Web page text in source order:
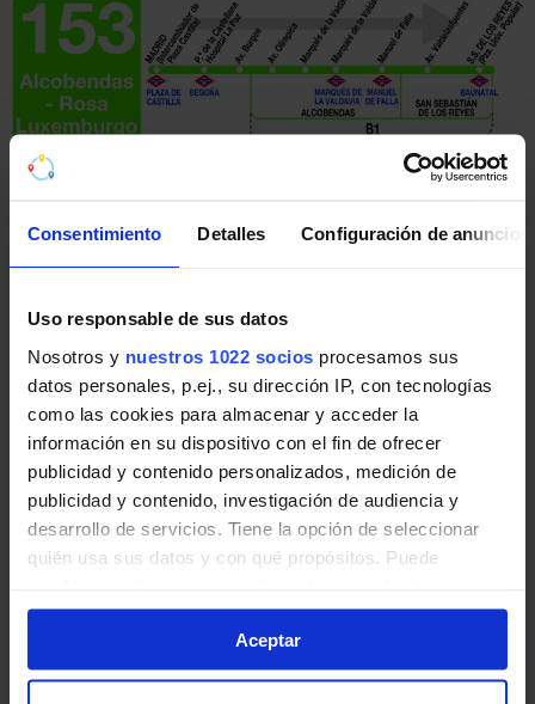
Consentimiento Detalles Configuración de anuncios
Uso responsable de sus datos
Nosotros y nuestros 1022 socios procesamos sus
datos personales, p.ej., su dirección IP, con tecnologías
como las cookies para almacenar y acceder la
información en su dispositivo con el fin de ofrecer
publicidad y contenido personalizados, medición de
publicidad y contenido, investigación de audiencia y
desarrollo de servicios. Tiene la opción de seleccionar
quién usa sus datos y con qué propósitos. Puede
momento desde la Declaración de cookies o clicando en
el Menú de consentimiento.
Si lo permite, también quisiéramos:
Aceptar
Horario vuelta de Línea 153
Tabla de horarios y frecuencias de paso en sentido
vuelta Línea 153: Madrid (Plaza Castilla) - Alcobendas
- Rosa de Luxemburgo de Autobuses interurbanos
de la Comunidad de Madrid.